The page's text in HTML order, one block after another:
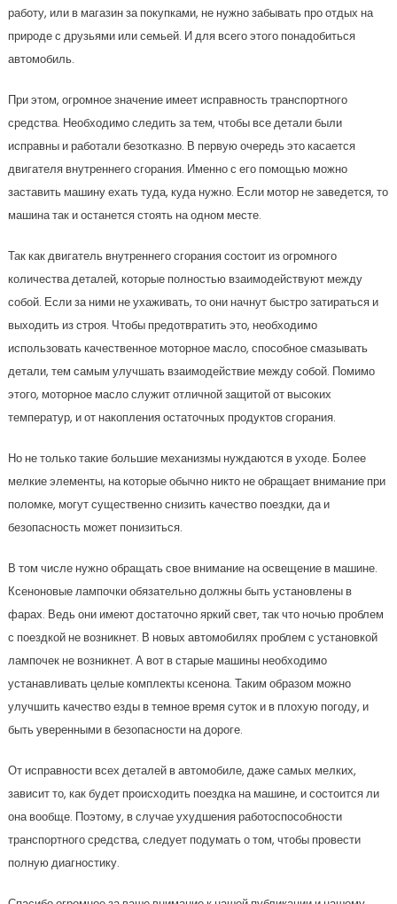
работу, или в магазин за покупками, не нужно забывать про отдых на
природе с друзьями или семьей. И для всего этого понадобиться
автомобиль.
При этом, огромное значение имеет исправность транспортного
средства. Необходимо следить за тем, чтобы все детали были
исправны и работали безотказно. В первую очередь это касается
двигателя внутреннего сгорания. Именно с его помощью можно
заставить машину ехать туда, куда нужно. Если мотор не заведется, то
машина так и останется стоять на одном месте.
Так как двигатель внутреннего сгорания состоит из огромного
количества деталей, которые полностью взаимодействуют между
собой. Если за ними не ухаживать, то они начнут быстро затираться и
выходить из строя. Чтобы предотвратить это, необходимо
использовать качественное моторное масло, способное смазывать
детали, тем самым улучшать взаимодействие между собой. Помимо
этого, моторное масло служит отличной защитой от высоких
температур, и от накопления остаточных продуктов сгорания.
Но не только такие большие механизмы нуждаются в уходе. Более
мелкие элементы, на которые обычно никто не обращает внимание при
поломке, могут существенно снизить качество поездки, да и
безопасность может понизиться.
В том числе нужно обращать свое внимание на освещение в машине.
Ксеноновые лампочки обязательно должны быть установлены в
фарах. Ведь они имеют достаточно яркий свет, так что ночью проблем
с поездкой не возникнет. В новых автомобилях проблем с установкой
лампочек не возникнет. А вот в старые машины необходимо
устанавливать целые комплекты ксенона. Таким образом можно
улучшить качество езды в темное время суток и в плохую погоду, и
быть уверенными в безопасности на дороге.
От исправности всех деталей в автомобиле, даже самых мелких,
зависит то, как будет происходить поездка на машине, и состоится ли
она вообще. Поэтому, в случае ухудшения работоспособности
транспортного средства, следует подумать о том, чтобы провести
полную диагностику.